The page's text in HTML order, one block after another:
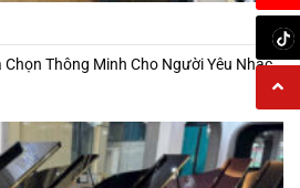
Chọn Thông Minh Cho Người Yêu Nhạc